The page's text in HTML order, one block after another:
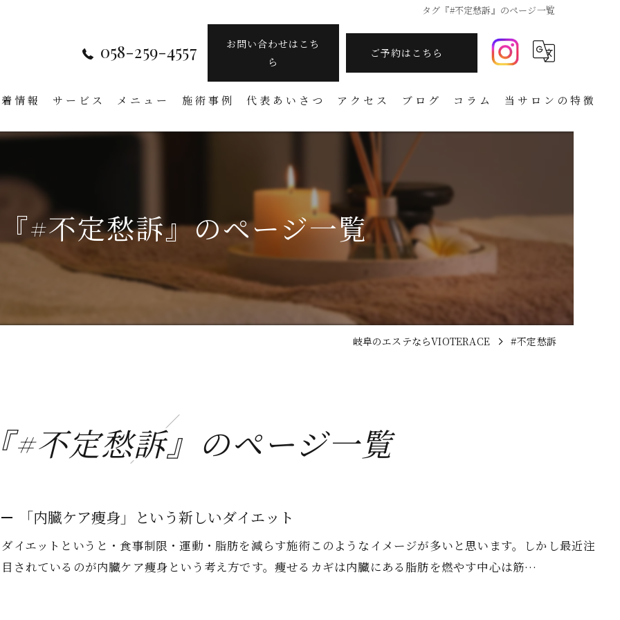
タグ『#不定愁訴』のページ一覧
058-259-4557
お問い合わせはこち
ら
ご予約はこちら
情報 サービス メニュー 施術事例 代表あいさつ アクセス ブログ コラム 当サロンの特徴
アーユルヴェーダ
#不定愁訴』のページ一覧
岐阜のエステならVIOTERACE #不定愁訴
#不定愁訴』のページ一覧
「内臓ケア痩身」という新しいダイエット
ダイエットというと・食事制限・運動・脂肪を減らす施術このようなイメージが多いと思います。しかし最近注
目されているのが内臓ケア痩身という考え方です。痩せるカギは内臓にある脂肪を燃やす中心は筋…